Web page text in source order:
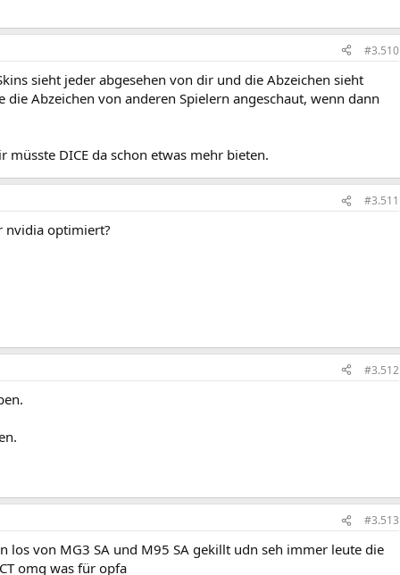
#3.510
sieht jeder abgesehen von dir und die Abzeichen sieht
Abzeichen von anderen Spielern angeschaut, wenn dann
DICE da schon etwas mehr bieten.
#3.511
nvidia optimiert?
#3.512
#3.513
los von MG3 SA und M95 SA gekillt udn seh immer leute die
omg was für opfa